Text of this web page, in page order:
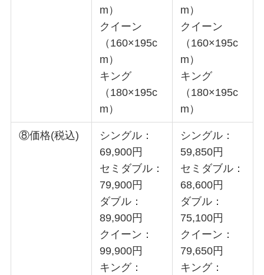
m）
クイーン
（160×195c
m）
キング
（180×195c
m）
m）
クイーン
（160×195c
m）
キング
（180×195c
m）
⑧価格(税込)
シングル：
69,900円
セミダブル：
79,900円
ダブル：
89,900円
クイーン：
99,900円
キング：
シングル：
59,850円
セミダブル：
68,600円
ダブル：
75,100円
クイーン：
79,650円
キング：